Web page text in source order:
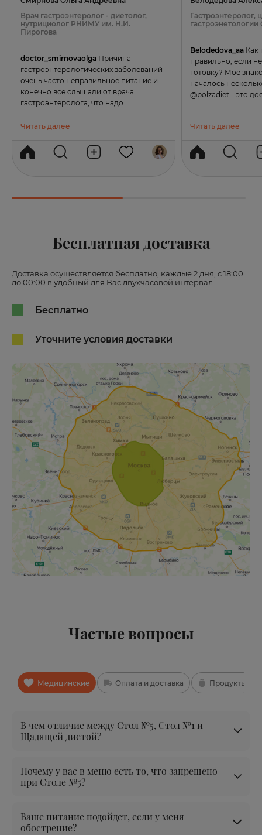
Врач гастроэнтеролог - диетолог,
нутрициолог РНИМУ им. Н.И.
Пирогова
doctor_smirnovaolga Причина
гастроэнтерологических заболеваний
очень часто неправильное питание и
конечно все слышали от врача
гастроэнтеролога, что надо...
Читать далее
Гастроэнтеролог,
Belodedova_aa Как
правильно, если
готовку? Мое
началось
@polzadiet - это
Читать далее
Бесплатная доставка
Доставка осуществляется бесплатно, каждые 2 дня, с 18:00
до 00:00 в удобный для Вас двухчасовой интервал.
Бесплатно
Уточните условия доставки
Частые вопросы
Медицинские Оплата и доставка Продукты
В чем отличие между Стол №5, Стол №1 и
Щадящей диетой?
Почему у вас в меню есть то, что запрещено
при Столе №5?
Ваше питание подойдет, если у меня
обострение?